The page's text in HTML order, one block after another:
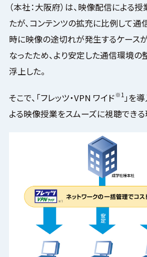
（本社：大阪府）は、映像配信による
たが、コンテンツの拡充に比例して通
時に映像の途切れが発生するケース
なったため、より安定した通信環境の
浮上した。
そこで、「フレッツ・VPN ワイド※1」を
よる映像授業をスムーズに視聴できる